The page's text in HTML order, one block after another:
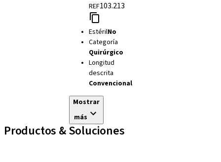
REF103.213
EstérilNo
Categoría
Quirúrgico
Longitud
descrita
Convencional
Mostrar
más
Productos & Soluciones